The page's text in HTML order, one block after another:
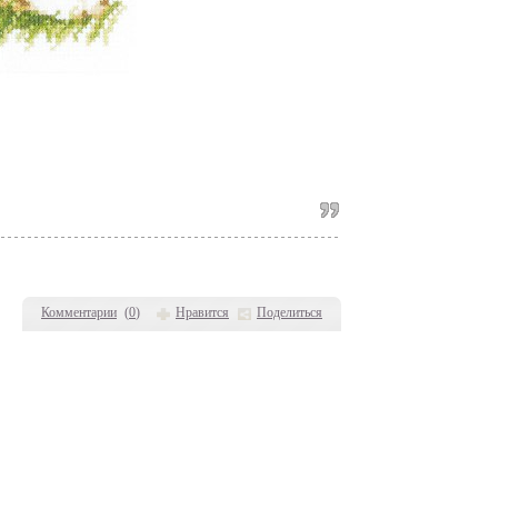
Комментарии (0) Нравится Поделиться